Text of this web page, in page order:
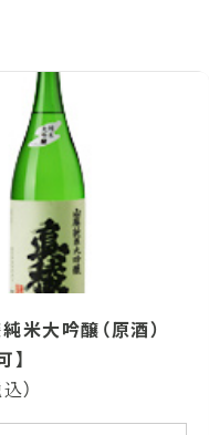
米大吟醸（原酒）
】
）